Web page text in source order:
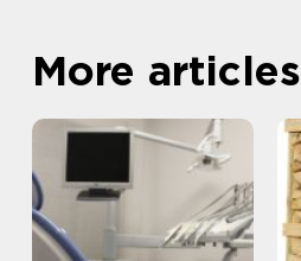
More articles